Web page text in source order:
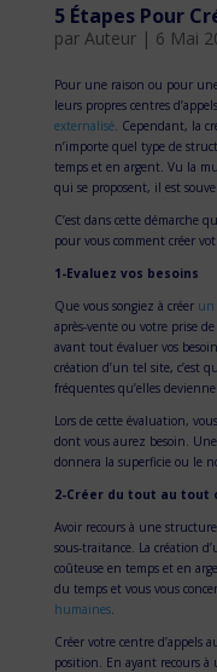
5 Étapes Pour
par Auteur| 6 Mai
Pour une raison ou pour
leurs propres centres
externalisé. Cependant, la
n’importe quel type de
temps et en argent. Vu la
qui se proposent, il est
C’est dans cette démarche
pour vous comment créer
1-Evaluez vos besoins
Que vous songiez à créer un
après-vente ou votre prise
avant tout évaluer vos
création d’un tel site, c’est
fréquentes qu’elles
Lors de cette évaluation,
dont vous aurez besoin.
donnera la superficie ou le
2-Créer du tout au tout
Avoir recours à une
sous-traitance. La création
coûteuse en temps et en
du temps et vous vous
humaines.
Créer votre centre d’appels
position. En ayant recours